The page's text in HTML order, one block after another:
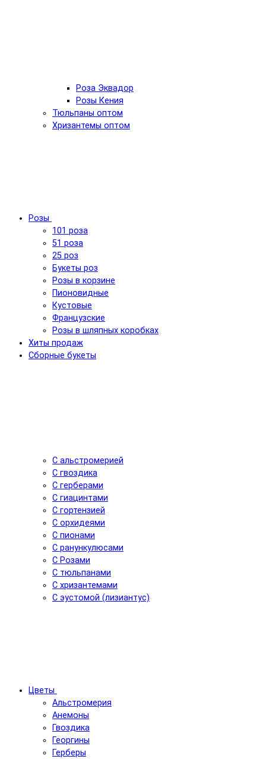
Роза Эквадор
Розы Кения
Тюльпаны оптом
Хризантемы оптом
Розы
101 роза
51 роза
25 роз
Букеты роз
Розы в корзине
Пионовидные
Кустовые
Французские
Розы в шляпных коробках
Хиты продаж
Сборные букеты
С альстромерией
С гвоздика
С герберами
С гиацинтами
С гортензией
С орхидеями
С пионами
С ранункулюсами
С Розами
С тюльпанами
С хризантемами
С эустомой (лизиантус)
Цветы
Альстромерия
Анемоны
Гвоздика
Георгины
Герберы